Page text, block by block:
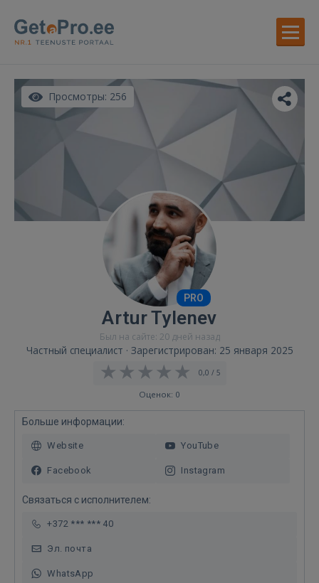
Просмотры: 256
PRO
Artur Tylenev
Был на сайте: 20 дней назад
Частный специалист · Зарегистрирован: 25 января 2025
0,0 / 5
Оценок: 0
Больше информации:
Website YouTube
Facebook Instagram
Связаться с исполнителем:
+372 *** *** 40
Эл. почта
WhatsApp